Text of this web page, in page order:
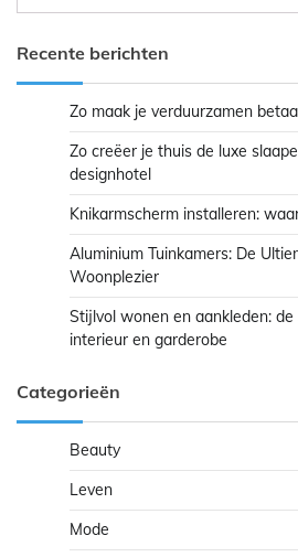
naar:
Recente berichten
Zo maak je verduurzamen
Zo creëer je thuis de luxe
designhotel
Knikarmscherm installeren:
Aluminium Tuinkamers: De
Woonplezier
Stijlvol wonen en aankleden:
interieur en garderobe
Categorieën
Beauty
Leven
Mode